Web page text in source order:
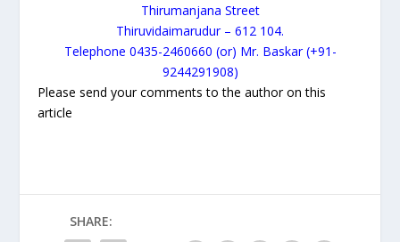
Thirumanjana Street
Thiruvidaimarudur – 612 104.
Telephone 0435-2460660 (or) Mr. Baskar (+91-
9244291908)
Please send your comments to the author on this
article
SHARE: